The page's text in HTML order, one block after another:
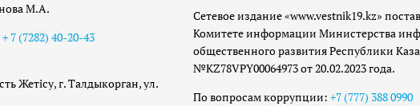
М.А.
+ 7 (7282) 40-20-43
Жетісу, г. Талдыкорган, ул.
Сетевое издание «www.vestnik19.kz»
Комитете информации Министерства
общественного развития Республики
№KZ78VPY00064973 от 20.02.2023 года.
По вопросам коррупции: +7 (777) 388 0990